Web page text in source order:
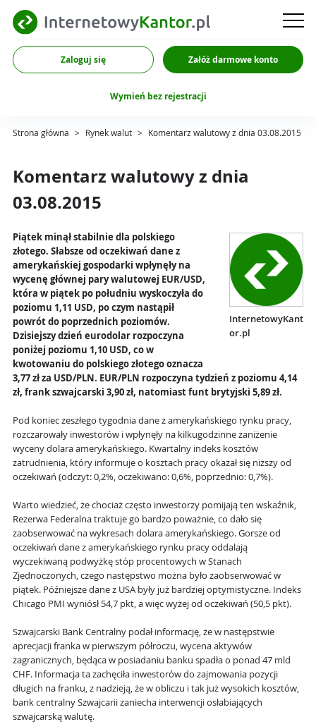
Zaloguj się Załóż darmowe konto
Wymień bez rejestracji
Strona główna > Rynek walut > Komentarz walutowy z dnia 03.08.2015
Komentarz walutowy z dnia
03.08.2015
InternetowyKant
or.pl
Piątek minął stabilnie dla polskiego
złotego. Słabsze od oczekiwań dane z
amerykańskiej gospodarki wpłynęły na
wycenę głównej pary walutowej EUR/USD,
która w piątek po południu wyskoczyła do
poziomu 1,11 USD, po czym nastąpił
powrót do poprzednich poziomów.
Dzisiejszy dzień eurodolar rozpoczyna
poniżej poziomu 1,10 USD, co w
kwotowaniu do polskiego złotego oznacza
3,77 zł za USD/PLN. EUR/PLN rozpoczyna tydzień z poziomu 4,14
zł, frank szwajcarski 3,90 zł, natomiast funt brytyjski 5,89 zł.
Pod koniec zeszłego tygodnia dane z amerykańskiego rynku pracy,
rozczarowały inwestorów i wpłynęły na kilkugodzinne zaniżenie
wyceny dolara amerykańskiego. Kwartalny indeks kosztów
zatrudnienia, który informuje o kosztach pracy okazał się niższy od
oczekiwań (odczyt: 0,2%, oczekiwano: 0,6%, poprzednio: 0,7%).
Warto wiedzieć, że chociaż często inwestorzy pomijają ten wskaźnik,
Rezerwa Federalna traktuje go bardzo poważnie, co dało się
zaobserwować na wykresach dolara amerykańskiego. Gorsze od
oczekiwań dane z amerykańskiego rynku pracy oddalają
wyczekiwaną podwyżkę stóp procentowych w Stanach
Zjednoczonych, czego następstwo można było zaobserwować w
piątek. Późniejsze dane z USA były już bardziej optymistyczne. Indeks
Chicago PMI wyniósł 54,7 pkt, a więc wyżej od oczekiwań (50,5 pkt).
Szwajcarski Bank Centralny podał informację, że w następstwie
aprecjacji franka w pierwszym półroczu, wycena aktywów
zagranicznych, będąca w posiadaniu banku spadła o ponad 47 mld
CHF. Informacja ta zachęciła inwestorów do zajmowania pozycji
długich na franku, z nadzieją, że w obliczu i tak już wysokich kosztów,
bank centralny Szwajcarii zaniecha interwencji osłabiających
szwajcarską walutę.